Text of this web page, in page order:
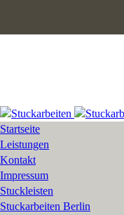
Startseite
Leistungen
Kontakt
Impressum
Stuckleisten
Stuckarbeiten Berlin